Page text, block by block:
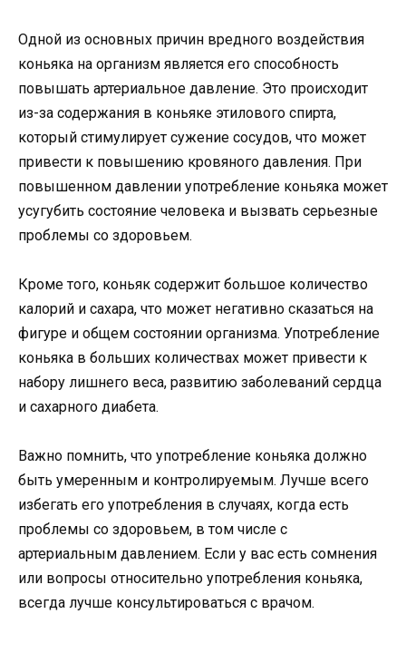
Одной из основных причин вредного воздействия
коньяка на организм является его способность
повышать артериальное давление. Это происходит
из-за содержания в коньяке этилового спирта,
который стимулирует сужение сосудов, что может
привести к повышению кровяного давления. При
повышенном давлении употребление коньяка может
усугубить состояние человека и вызвать серьезные
проблемы со здоровьем.
Кроме того, коньяк содержит большое количество
калорий и сахара, что может негативно сказаться на
фигуре и общем состоянии организма. Употребление
коньяка в больших количествах может привести к
набору лишнего веса, развитию заболеваний сердца
и сахарного диабета.
Важно помнить, что употребление коньяка должно
быть умеренным и контролируемым. Лучше всего
избегать его употребления в случаях, когда есть
проблемы со здоровьем, в том числе с
артериальным давлением. Если у вас есть сомнения
или вопросы относительно употребления коньяка,
всегда лучше консультироваться с врачом.